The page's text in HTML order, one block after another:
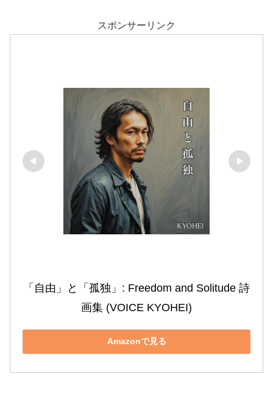
スポンサーリンク
「自由」と「孤独」: Freedom and Solitude 詩
画集 (VOICE KYOHEI)
Amazonで見る